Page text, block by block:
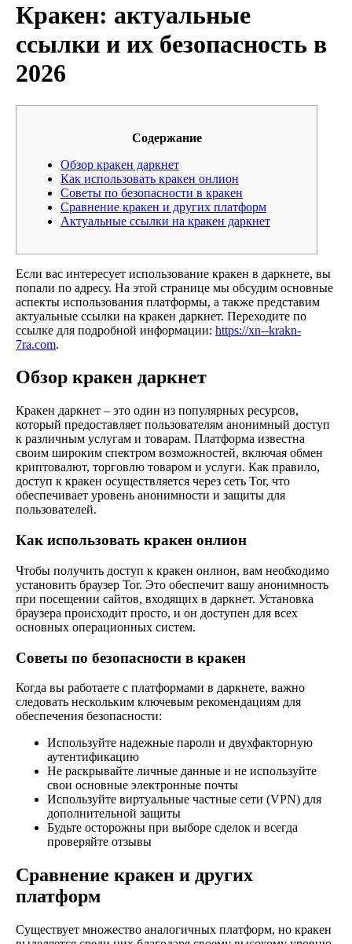
Кракен: актуальные
ссылки и их безопасность в
2026
Содержание
Обзор кракен даркнет
Как использовать кракен онлион
Советы по безопасности в кракен
Сравнение кракен и других платформ
Актуальные ссылки на кракен даркнет
Если вас интересует использование кракен в даркнете, вы
попали по адресу. На этой странице мы обсудим основные
аспекты использования платформы, а также представим
актуальные ссылки на кракен даркнет. Переходите по
ссылке для подробной информации: https://xn--krakn-
7ra.com.
Обзор кракен даркнет
Кракен даркнет – это один из популярных ресурсов,
который предоставляет пользователям анонимный доступ
к различным услугам и товарам. Платформа известна
своим широким спектром возможностей, включая обмен
криптовалют, торговлю товаром и услуги. Как правило,
доступ к кракен осуществляется через сеть Tor, что
обеспечивает уровень анонимности и защиты для
пользователей.
Как использовать кракен онлион
Чтобы получить доступ к кракен онлион, вам необходимо
установить браузер Tor. Это обеспечит вашу анонимность
при посещении сайтов, входящих в даркнет. Установка
браузера происходит просто, и он доступен для всех
основных операционных систем.
Советы по безопасности в кракен
Когда вы работаете с платформами в даркнете, важно
следовать нескольким ключевым рекомендациям для
обеспечения безопасности:
Используйте надежные пароли и двухфакторную
аутентификацию
Не раскрывайте личные данные и не используйте
свои основные электронные почты
Используйте виртуальные частные сети (VPN) для
дополнительной защиты
Будьте осторожны при выборе сделок и всегда
проверяйте отзывы
Сравнение кракен и других
платформ
Существует множество аналогичных платформ, но кракен